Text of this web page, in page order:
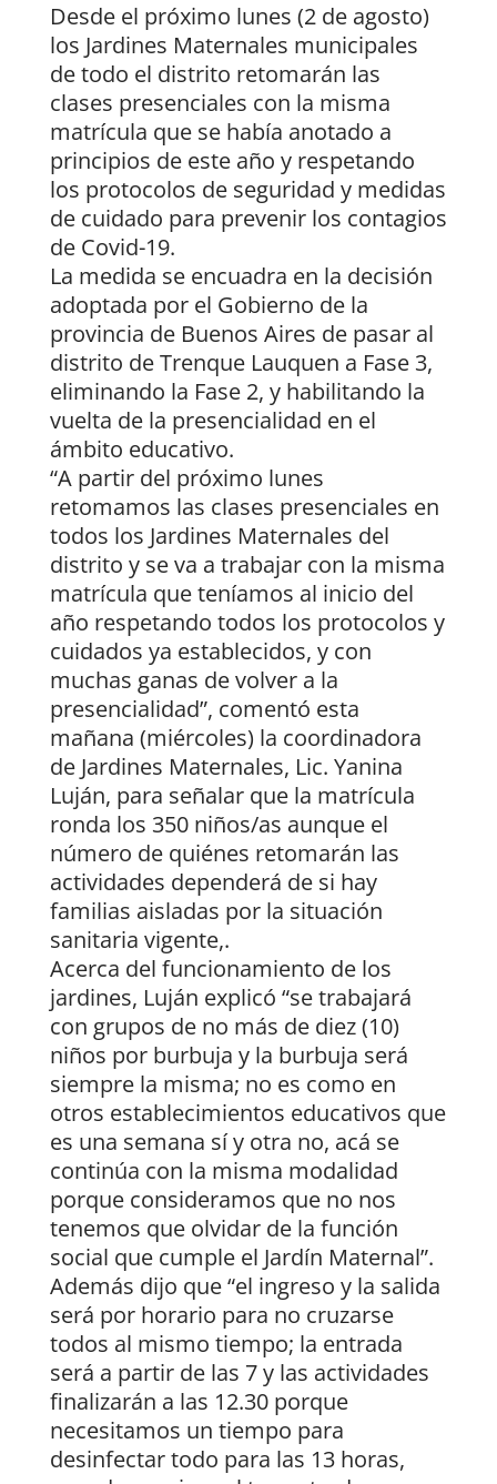
Desde el próximo lunes (2 de agosto)
los Jardines Maternales municipales
de todo el distrito retomarán las
clases presenciales con la misma
matrícula que se había anotado a
principios de este año y respetando
los protocolos de seguridad y medidas
de cuidado para prevenir los contagios
de Covid-19.
La medida se encuadra en la decisión
adoptada por el Gobierno de la
provincia de Buenos Aires de pasar al
distrito de Trenque Lauquen a Fase 3,
eliminando la Fase 2, y habilitando la
vuelta de la presencialidad en el
ámbito educativo.
“A partir del próximo lunes
retomamos las clases presenciales en
todos los Jardines Maternales del
distrito y se va a trabajar con la misma
matrícula que teníamos al inicio del
año respetando todos los protocolos y
cuidados ya establecidos, y con
muchas ganas de volver a la
presencialidad”, comentó esta
mañana (miércoles) la coordinadora
de Jardines Maternales, Lic. Yanina
Luján, para señalar que la matrícula
ronda los 350 niños/as aunque el
número de quiénes retomarán las
actividades dependerá de si hay
familias aisladas por la situación
sanitaria vigente,.
Acerca del funcionamiento de los
jardines, Luján explicó “se trabajará
con grupos de no más de diez (10)
niños por burbuja y la burbuja será
siempre la misma; no es como en
otros establecimientos educativos que
es una semana sí y otra no, acá se
continúa con la misma modalidad
porque consideramos que no nos
tenemos que olvidar de la función
social que cumple el Jardín Maternal”.
Además dijo que “el ingreso y la salida
será por horario para no cruzarse
todos al mismo tiempo; la entrada
será a partir de las 7 y las actividades
finalizarán a las 12.30 porque
necesitamos un tiempo para
desinfectar todo para las 13 horas,